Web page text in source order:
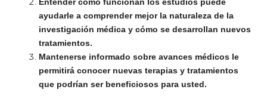
Entender cómo funcionan los estudios puede
ayudarle a comprender mejor la naturaleza de la
investigación médica y cómo se desarrollan nuevos
tratamientos.
Mantenerse informado sobre avances médicos le
permitirá conocer nuevas terapias y tratamientos
que podrían ser beneficiosos para usted.